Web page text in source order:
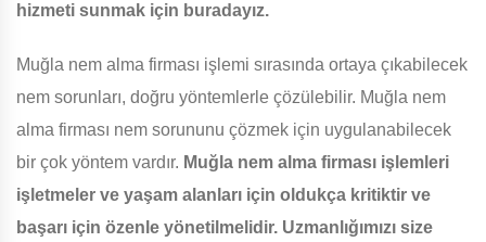
hizmeti sunmak için buradayız.
Muğla nem alma firması işlemi sırasında ortaya çıkabilecek
nem sorunları, doğru yöntemlerle çözülebilir. Muğla nem
alma firması nem sorununu çözmek için uygulanabilecek
bir çok yöntem vardır. Muğla nem alma firması işlemleri
işletmeler ve yaşam alanları için oldukça kritiktir ve
başarı için özenle yönetilmelidir. Uzmanlığımızı size